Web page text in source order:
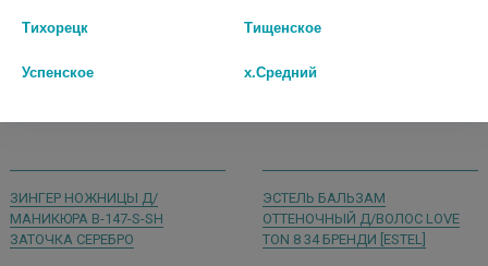
ЗИНГЕР НОЖНИЦЫ Д/
МАНИКЮРА B-147-S-SH
ЗАТОЧКА СЕРЕБРО
ЭСТЕЛЬ БАЛЬЗАМ
ОТТЕНОЧНЫЙ Д/ВОЛОС LOVE
TON 8 34 БРЕНДИ [ESTEL]
Тихорецк Тищенское
Успенское х.Средний